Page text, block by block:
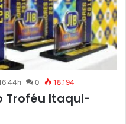
0 18.194
Troféu Itaqui-